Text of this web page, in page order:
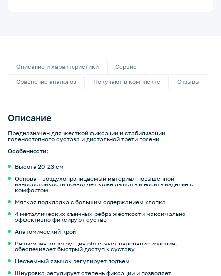
Описание и характеристики
Сервис
Сравнение аналогов
Покупают в комплекте Отзывы
Описание
Предназначен для жесткой фиксации и стабилизации
голеностопного сустава и дистальной трети голени
Особенности:
Высота 20-23 см
Основа – воздухопроницаемый материал повышенной
износостойкости позволяет коже дышать и носить изделие с
комфортом
Мягкая подкладка с большим содержанием хлопка
4 металлических съемных ребра жесткости максимально
эффективно фиксируют сустав
Анатомический крой
Разъемная конструкция облегчает надевание изделия,
обеспечивает быстрый доступ к суставу
Несъемный язычок регулирует подъем
Шнуровка регулирует степень фиксации и позволяет